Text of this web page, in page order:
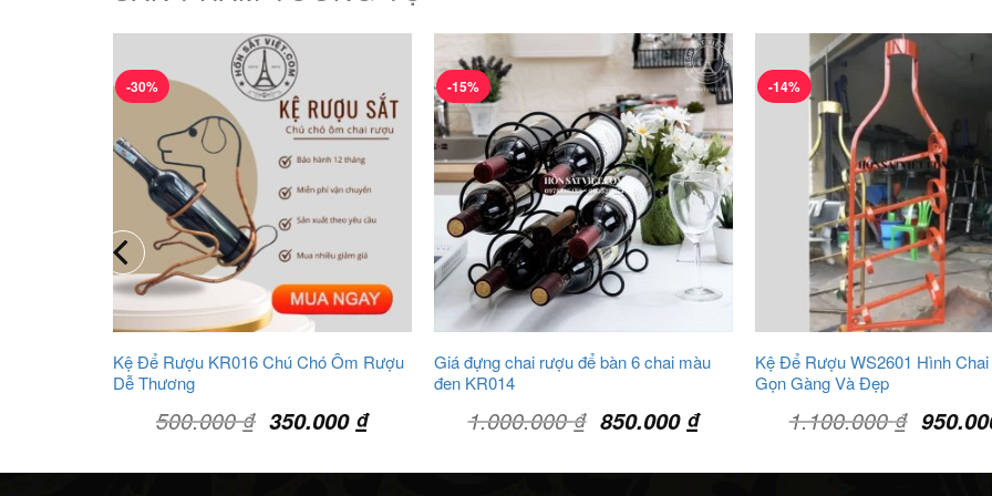
-30%
Kệ Để Rượu KR016 Chú Chó Ôm Rượu
Dễ Thương
500.000₫ Giá
350.000₫Giá
-15%
Giá đựng chai rượu để bàn 6 chai màu
đen KR014
1.000.000₫ Giá
850.000₫Giá
-14%
Kệ Để Rượu WS2601 Hình
Gọn Gàng Và Đẹp
1.100.000₫ Giá